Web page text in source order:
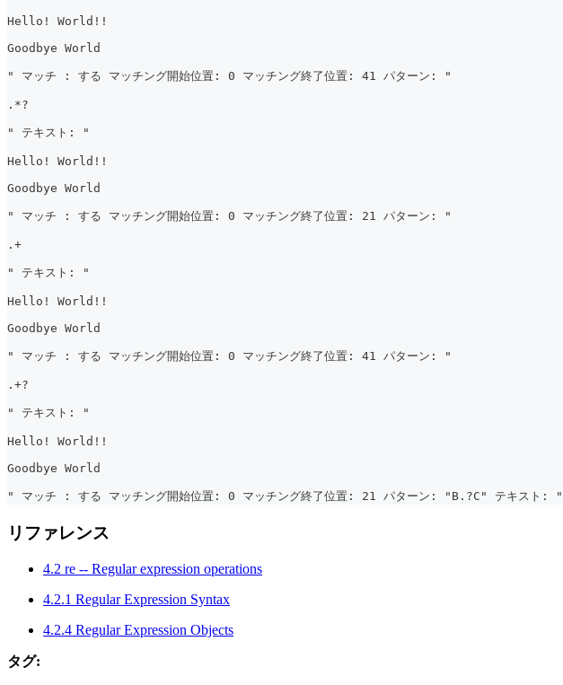
Hello! World!!
Goodbye World
" マッチ : する マッチング開始位置: 0 マッチング終了位置: 41 パターン: "
.*?
" テキスト: "
Hello! World!!
Goodbye World
" マッチ : する マッチング開始位置: 0 マッチング終了位置: 21 パターン: "
.+
" テキスト: "
Hello! World!!
Goodbye World
" マッチ : する マッチング開始位置: 0 マッチング終了位置: 41 パターン: "
.+?
" テキスト: "
Hello! World!!
Goodbye World
" マッチ : する マッチング開始位置: 0 マッチング終了位置: 21 パターン: "B.?C" テキスト:
リファレンス
4.2 re -- Regular expression operations
4.2.1 Regular Expression Syntax
4.2.4 Regular Expression Objects
タグ: